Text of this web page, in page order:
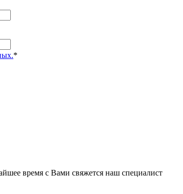
*
время с Вами свяжется наш специалист